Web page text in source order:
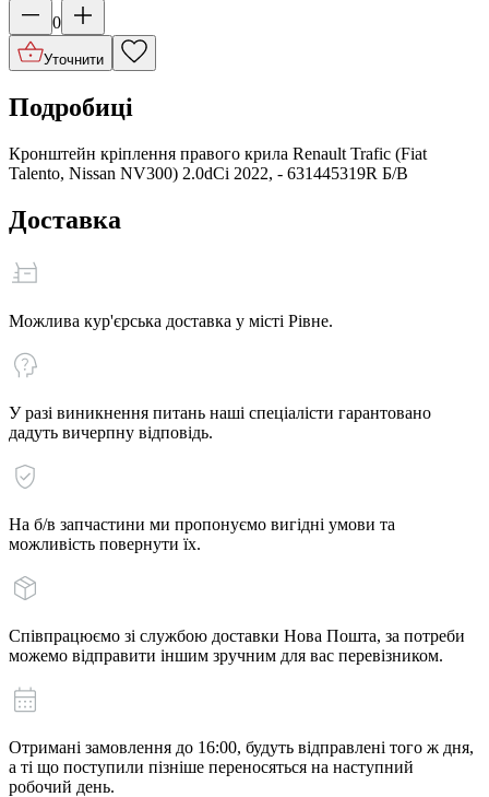
0
Уточнити
Подробиці
Кронштейн кріплення правого крила Renault Trafic (Fiat
Talento, Nissan NV300) 2.0dCi 2022, - 631445319R Б/В
Доставка
Можлива кур'єрська доставка у місті Рівне.
У разі виникнення питань наші спеціалісти гарантовано
дадуть вичерпну відповідь.
На б/в запчастини ми пропонуємо вигідні умови та
можливість повернути їх.
Співпрацюємо зі службою доставки Нова Пошта, за потреби
можемо відправити іншим зручним для вас перевізником.
Отримані замовлення до 16:00, будуть відправлені того ж дня,
а ті що поступили пізніше переносяться на наступний
робочий день.